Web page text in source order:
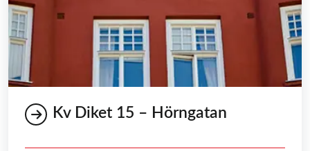
Kv Diket 15 – Hörngatan